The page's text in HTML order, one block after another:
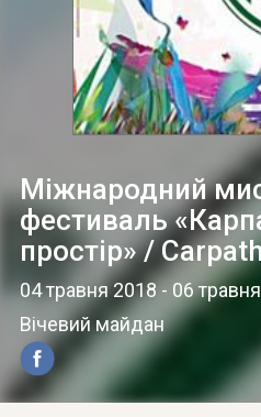
Міжнародний
фестиваль
простір» /
04 травня 2018- 06
Вічевий майдан